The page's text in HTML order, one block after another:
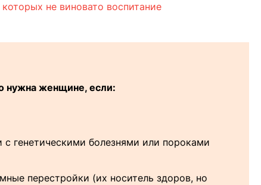
не виновато воспитание
нужна женщине, если:
генетическими болезнями или пороками
перестройки (их носитель здоров, но